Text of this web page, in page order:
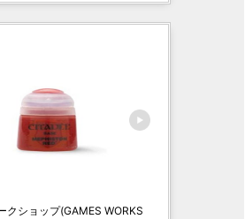
クショップ(GAMES WORKS